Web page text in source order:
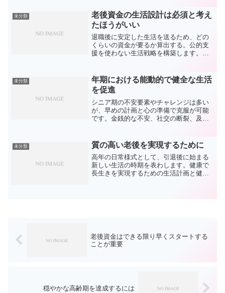
疾患などの疾病のリスクがあります。安
定したシニアライフを享受...
未分類
老後資金の生活設計は必須と考え
たほうがいい
退職後に安定した生活を送るため、どの
くらいの資金が要るか算出する。公的支
援を使わない生活戦略を構築します。退
来の費用も考え抜いて策を練るべきで
す。老後資金の正確な見積も...
未分類
年期における能動的で健全な生活
を促進
シニア期の不安要素やチャレンジは多い
が、早めの計画と心の準備で克服が可能
です。金銭的な不安、社交の断裂、及び
慢性疾患が心配事です。理想の老後を目
指すために、資金管理、定...
未分類 質の高い老後を実現するために
高年の日常様式として、引退後に始まる
新しい生活の時期を表わします。健康で
長生きを実現するための生活計画と健康
老後資金はできる限り早くスタートする
ことが重要
穏やかな高齢期を達成するには